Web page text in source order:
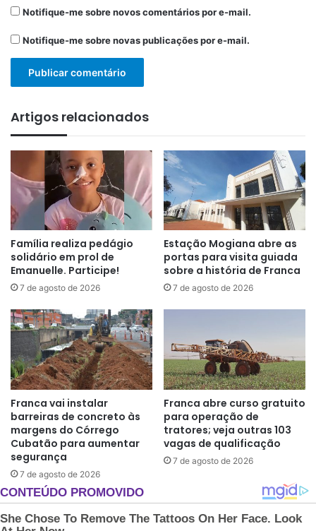
Notifique-me sobre novos comentários por e-mail.
Notifique-me sobre novas publicações por e-mail.
Artigos relacionados
Família realiza pedágio
solidário em prol de
Emanuelle. Participe!
7 de agosto de 2026
Estação Mogiana abre as
portas para visita guiada
sobre a história de Franca
7 de agosto de 2026
Franca vai instalar
barreiras de concreto às
margens do Córrego
Cubatão para aumentar
segurança
7 de agosto de 2026
Franca abre curso gratuito
para operação de
tratores; veja outras 103
vagas de qualificação
7 de agosto de 2026